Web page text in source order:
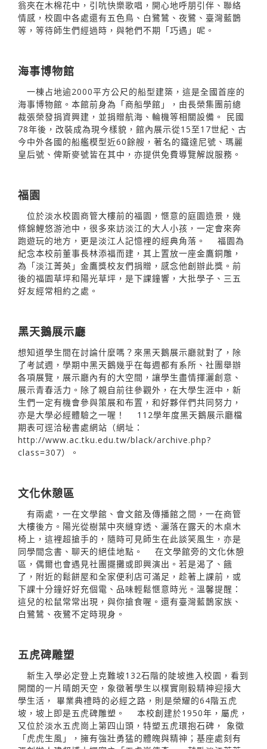
翁夾在木棉花中，引吭快樂歌唱，開心地呼朋引伴、聯絡
情感，校園中各處還有五色鳥、白鷺鷥、夜鷺、臺灣藍鵲
等，等待師生們經過時，與牠們不期「巧遇」呢。
海事博物館
一棟占地逾2000平方公尺的船型建築，這是全國首座的
海事博物館。本館前身為「商船學館」，由長榮集團前總
裁張榮發捐資興建，並捐贈航海、輪機等相關設備。 民國
78年後，改裝成為現今樣貌，館內展示從15至17世紀、古
今中外各國的船艦模型近60餘艘，著名的鐵達尼號、瑪麗
皇后號、俾斯麥號皆在其中，亦提供免費導覽解說服務。
福園
位於淡水校園商管大樓前的福園，愜意的庭園造景，幾
條錦鯉悠游池中，很多來訪淡江的大人小孩，一定會來奔
跑遊玩的地方，更是淡江人記憶裡的經典角落。 福園為
紀念本校前董事長林添福而建，其上置放一座金鷹銅雕，
為「淡江菁英」金鷹獎校友們捐贈，感念他創辦此獎。前
後的福園草坪和陽光草坪，是下課鐘響，大批學子、三五
好友經常相約之處。
黑天鵝展示廳
想知道學生間在討論什麼嗎？來黑天鵝展示廳就對了，除
了考試週，學期中黑天鵝幾乎在每週都有系所、社團舉辦
各項展覽，展示廳內有的大空間，讓學生盡情揮灑創意、
展示青春活力。除了親自前往參觀外，在大學生涯中，新
生們一定有機會參與策展和布置，和好夥伴們共同努力，
亦是大學必經體驗之一喔！ 112學年度黑天鵝展示廳檔
期表可逕洽秘書處網站（網址：
http://www.ac.tku.edu.tw/black/archive.php?
class=307）。
文化休憩區
有兩處，一在文學館、會文館及傳播館之間，一在商管
大樓後方。陽光從樹葉中夾縫穿透、灑落在露天的木桌木
椅上，這裡超搶手的，隨時可見師生在此談笑風生，亦是
同學間念書、聊天的絕佳地點。 在文學館旁的文化休憩
區，偶爾也會遇見社團擺攤或即興演出。若是渴了、餓
了，附近的鬆餅屋和全家便利店可滿足，趁著上課前，或
下課十分鐘好好充個電、品味輕鬆愜意時光。溫馨提醒：
這兒的松鼠常常出現，與你搶食喔。還有臺灣藍鵲家族、
白鷺鷥、夜鷺不定時現身。
五虎碑雕塑
新生入學必定登上克難坡132石階的陡坡進入校園，看到
開闊的一片晴朗天空，象徵著學生以樸實剛毅精神迎接大
學生活， 畢業典禮時的必經之路，則是榮耀的64階五虎
坡，坡上即是五虎碑雕塑。 本校創建於1950年，屬虎，
又位於淡水五虎崗上第四山頭，特塑五虎環抱石碑， 象徵
「虎虎生風」，擁有強壯勇猛的體魄與精神；基座處刻有